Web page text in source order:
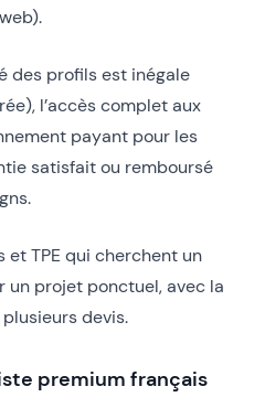
des profils est inégale
l’accès complet aux
payant pour les
satisfait ou remboursé
et TPE qui cherchent un
un projet ponctuel, avec la
devis.
premium français